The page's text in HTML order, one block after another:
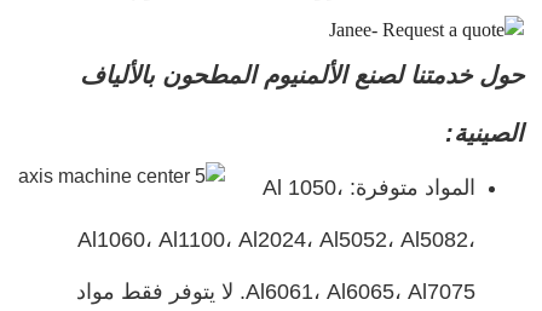
لصنع الألمنيوم المطحون بالألياف
المواد متوفرة: Al 1050،
Al1060، Al1100، Al2024، Al5052، Al5082،
Al6061، Al6065، Al7075. لا يتوفر فقط مواد